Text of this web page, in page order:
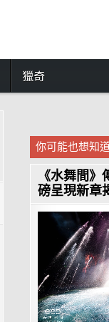
獵奇
你可能也想知
《水舞間
磅呈現新章